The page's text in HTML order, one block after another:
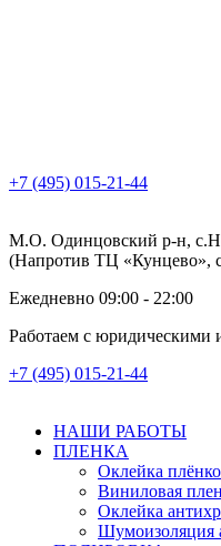
+7 (495) 015-21-44
М.О. Одинцовский р-н,
(Напротив ТЦ «Кунцево»,
Ежедневно 09:00 - 22:00
Работаем с юридическими
+7 (495) 015-21-44
НАШИ РАБОТЫ
ПЛЕНКА
Оклейка
Виниловая
Оклейка
Шумоизоляция